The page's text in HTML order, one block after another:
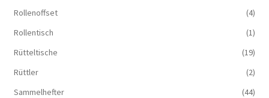
Rollenoffset
(4)
Rollentisch
(1)
Rütteltische
(19)
Rüttler
(2)
Sammelhefter
(44)